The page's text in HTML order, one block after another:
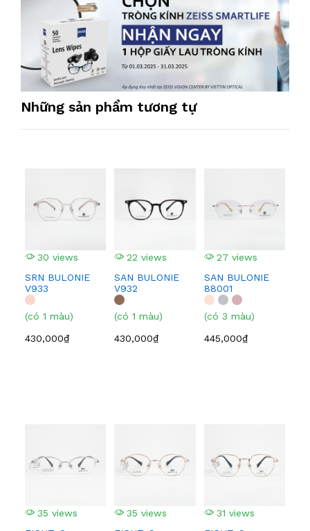
Những sản phẩm tương tự
30 views
SRN BULONIE
V933
(có 1 màu)
430,000₫
22 views
SAN BULONIE
V932
(có 1 màu)
430,000₫
27 views
SAN BULONIE
88001
(có 3 màu)
445,000₫
35 views
35 views
31 views